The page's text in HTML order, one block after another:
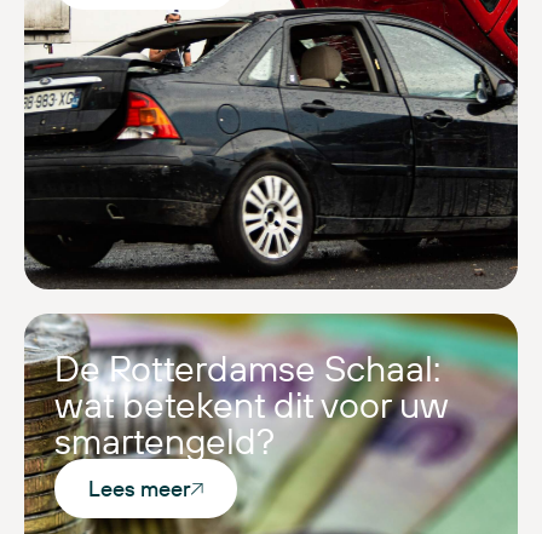
De Rotterdamse Schaal:
wat betekent dit voor uw
smartengeld?
Lees meer